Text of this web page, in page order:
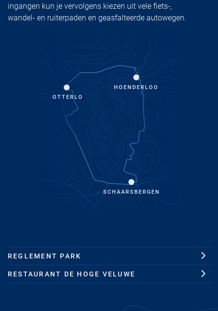
ingangen kun je vervolgens kiezen uit vele fiets-,
wandel- en ruiterpaden en geasfalteerde autowegen.
SCHAARSBERGEN
OTTERLO
HOENDERLOO
REGLEMENT PARK
RESTAURANT DE HOGE VELUWE